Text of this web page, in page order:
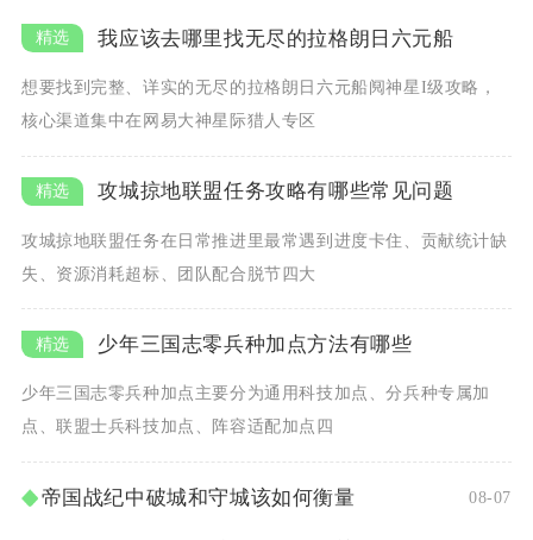
我应该去哪里找无尽的拉格朗日六元船
想要找到完整、详实的无尽的拉格朗日六元船阋神星I级攻略，
核心渠道集中在网易大神星际猎人专区
攻城掠地联盟任务攻略有哪些常见问题
攻城掠地联盟任务在日常推进里最常遇到进度卡住、贡献统计缺
失、资源消耗超标、团队配合脱节四大
少年三国志零兵种加点方法有哪些
少年三国志零兵种加点主要分为通用科技加点、分兵种专属加
点、联盟士兵科技加点、阵容适配加点四
帝国战纪中破城和守城该如何衡量 08-07